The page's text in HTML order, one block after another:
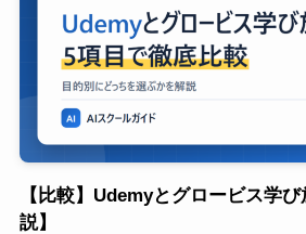
【比較】Udemyとグロービス学
説】